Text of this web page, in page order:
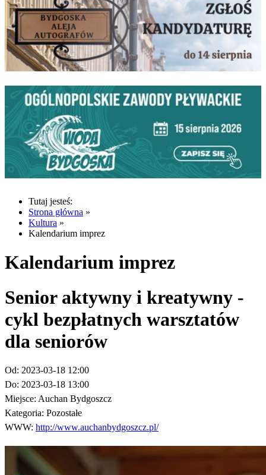
Tutaj jesteś:
Strona główna »
Kultura »
Kalendarium imprez
Kalendarium imprez
Senior aktywny i kreatywny -
cykl bezpłatnych warsztatów
dla seniorów
Od: 2023-03-18 12:00
Do: 2023-03-18 13:00
Miejsce: Auchan Bydgoszcz
Kategoria: Pozostałe
WWW: http://www.auchanbydgoszcz.pl/